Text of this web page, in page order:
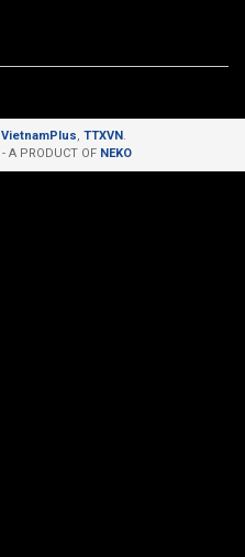
VietnamPlus, TTXVN.
- A PRODUCT OF NEKO